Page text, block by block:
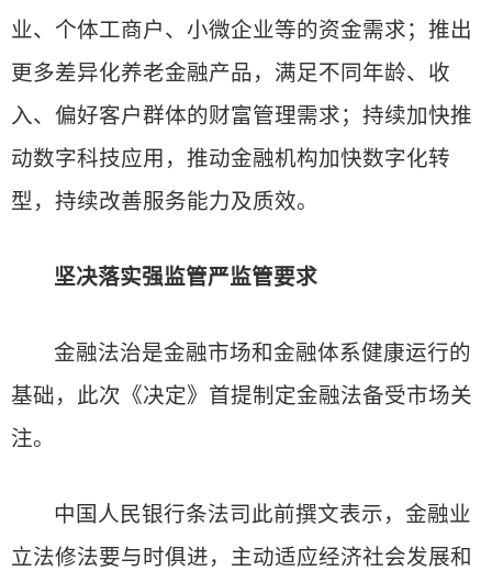
业、个体工商户、小微企业等的资金需求；推出
更多差异化养老金融产品，满足不同年龄、收
入、偏好客户群体的财富管理需求；持续加快推
动数字科技应用，推动金融机构加快数字化转
型，持续改善服务能力及质效。
坚决落实强监管严监管要求
金融法治是金融市场和金融体系健康运行的
基础，此次《决定》首提制定金融法备受市场关
注。
中国人民银行条法司此前撰文表示，金融业
立法修法要与时俱进，主动适应经济社会发展和